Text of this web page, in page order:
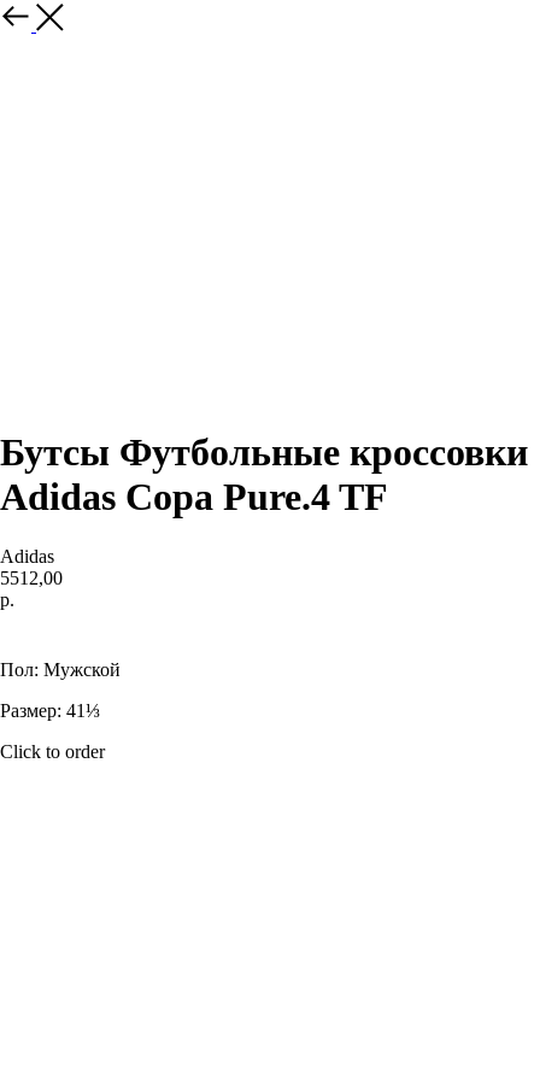
Назад
Бутсы Футбольные кроссовки
Adidas Copa Pure.4 TF
Adidas
5512,00
р.
Пол: Мужской
Размер: 41⅓
Click to order